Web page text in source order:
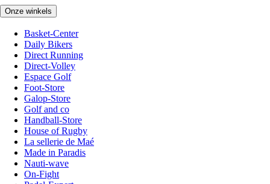
Onze winkels
Basket-Center
Daily Bikers
Direct Running
Direct-Volley
Espace Golf
Foot-Store
Galop-Store
Golf and co
Handball-Store
House of Rugby
La sellerie de Maé
Made in Paradis
Nauti-wave
On-Fight